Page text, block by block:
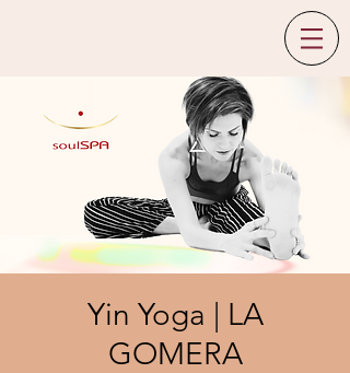
Yin Yoga | LA
GOMERA